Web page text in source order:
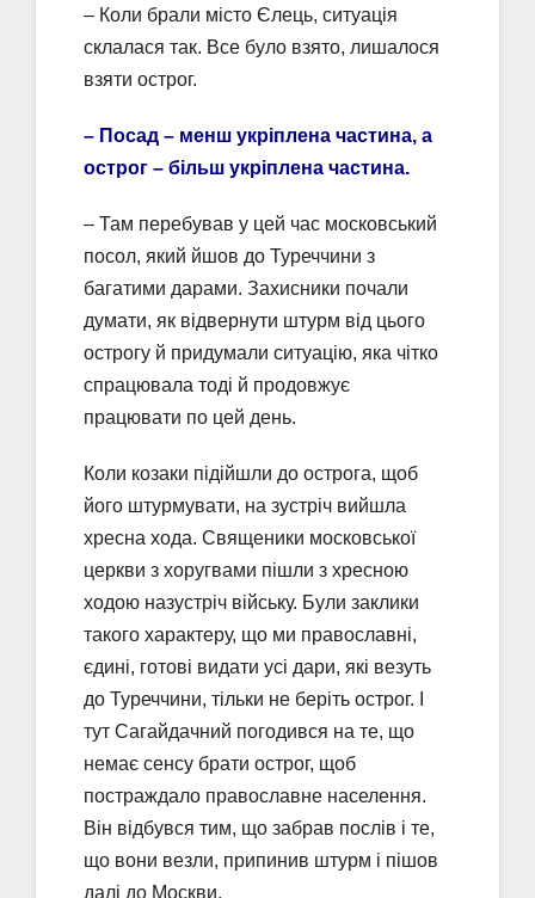
– Коли брали місто Єлець, ситуація
склалася так. Все було взято, лишалося
взяти острог.
– Посад – менш укріплена частина, а
острог – більш укріплена частина.
– Там перебував у цей час московський
посол, який йшов до Туреччини з
багатими дарами. Захисники почали
думати, як відвернути штурм від цього
острогу й придумали ситуацію, яка чітко
спрацювала тоді й продовжує
працювати по цей день.
Коли козаки підійшли до острога, щоб
його штурмувати, на зустріч вийшла
хресна хода. Священики московської
церкви з хоругвами пішли з хресною
ходою назустріч війську. Були заклики
такого характеру, що ми православні,
єдині, готові видати усі дари, які везуть
до Туреччини, тільки не беріть острог. І
тут Сагайдачний погодився на те, що
немає сенсу брати острог, щоб
постраждало православне населення.
Він відбувся тим, що забрав послів і те,
що вони везли, припинив штурм і пішов
далі до Москви.